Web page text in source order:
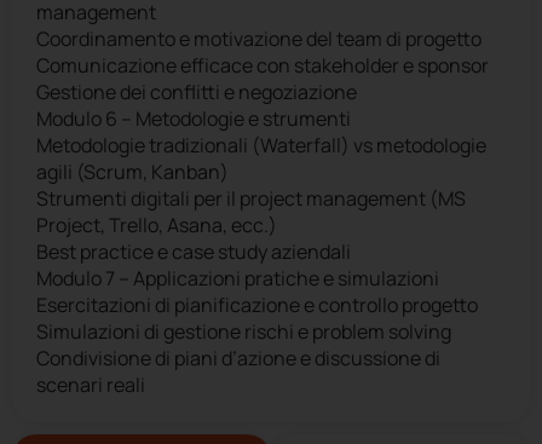
management
Coordinamento e motivazione del team di progetto
Comunicazione efficace con stakeholder e sponsor
Gestione dei conflitti e negoziazione
Modulo 6 – Metodologie e strumenti
Metodologie tradizionali (Waterfall) vs metodologie
agili (Scrum, Kanban)
Strumenti digitali per il project management (MS
Project, Trello, Asana, ecc.)
Best practice e case study aziendali
Modulo 7 – Applicazioni pratiche e simulazioni
Esercitazioni di pianificazione e controllo progetto
Simulazioni di gestione rischi e problem solving
Condivisione di piani d’azione e discussione di
scenari reali